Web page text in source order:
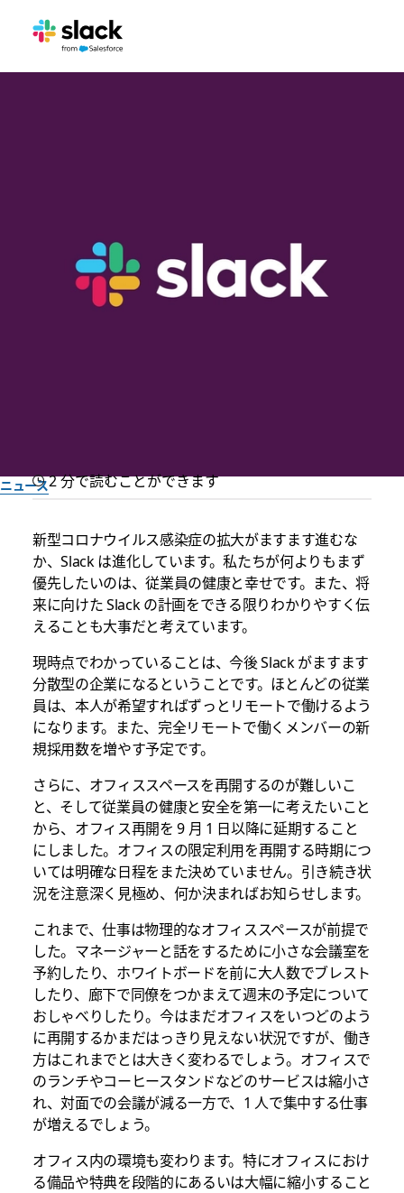
ニュース
Slack オフィスの閉鎖につい
て、人事担当シニア VP から
のメッセージ
Slack チーム一同作成
2020年6月11日
2 分で読むことができます
新型コロナウイルス感染症の拡大がますます進むな
か、Slack は進化しています。私たちが何よりもまず
優先したいのは、従業員の健康と幸せです。また、将
来に向けた Slack の計画をできる限りわかりやすく伝
えることも大事だと考えています。
現時点でわかっていることは、今後 Slack がますます
分散型の企業になるということです。ほとんどの従業
員は、本人が希望すればずっとリモートで働けるよう
になります。また、完全リモートで働くメンバーの新
規採用数を増やす予定です。
さらに、オフィススペースを再開するのが難しいこ
と、そして従業員の健康と安全を第一に考えたいこと
から、オフィス再開を 9 月 1 日以降に延期すること
にしました。オフィスの限定利用を再開する時期につ
いては明確な日程をまた決めていません。引き続き状
況を注意深く見極め、何か決まればお知らせします。
これまで、仕事は物理的なオフィススペースが前提で
した。マネージャーと話をするために小さな会議室を
予約したり、ホワイトボードを前に大人数でブレスト
したり、廊下で同僚をつかまえて週末の予定について
おしゃべりしたり。今はまだオフィスをいつどのよう
に再開するかまだはっきり見えない状況ですが、働き
方はこれまでとは大きく変わるでしょう。オフィスで
のランチやコーヒースタンドなどのサービスは縮小さ
れ、対面での会議が減る一方で、1 人で集中する仕事
が増えるでしょう。
オフィス内の環境も変わります。特にオフィスにおけ
る備品や特典を段階的にあるいは大幅に縮小すること